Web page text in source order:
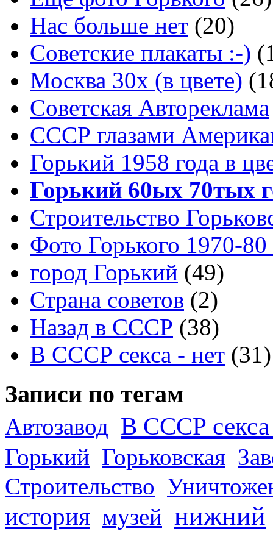
Нас больше нет (20)
Советские плакаты :-)
Москва 30x (в цвете)
Советская Автореклама
СССР глазами
Горький 1958 года в
Горький 60ых 70тых
Строительство
Фото Горького 1970-80
город Горький (49)
Страна советов (2)
Назад в СССР (38)
В СССР секса - нет (31)
Записи по тегам
Автозавод В СССР секса
Горький Горьковская
Строительство
история музей нижний